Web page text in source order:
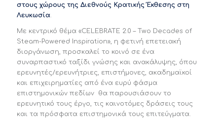
στους χώρους της Διεθνούς Κρατικής Έκθεσης στη
Λευκωσία.
Με κεντρικό θέμα «CELEBRATE 2.0 – Two Decades of
Steam-Powered Inspiration», η φετινή επετειακή
διοργάνωση, προσκαλεί το κοινό σε ένα
συναρπαστικό ταξίδι γνώσης και ανακάλυψης, όπου
ερευνητές/ερευνήτριες, επιστήμονες, ακαδημαϊκοί
και επιχειρηματίες από ένα ευρύ φάσμα
επιστημονικών πεδίων θα παρουσιάσουν το
ερευνητικό τους έργο, τις καινοτόμες δράσεις τους
και τα πρόσφατα επιστημονικά τους επιτεύγματα.